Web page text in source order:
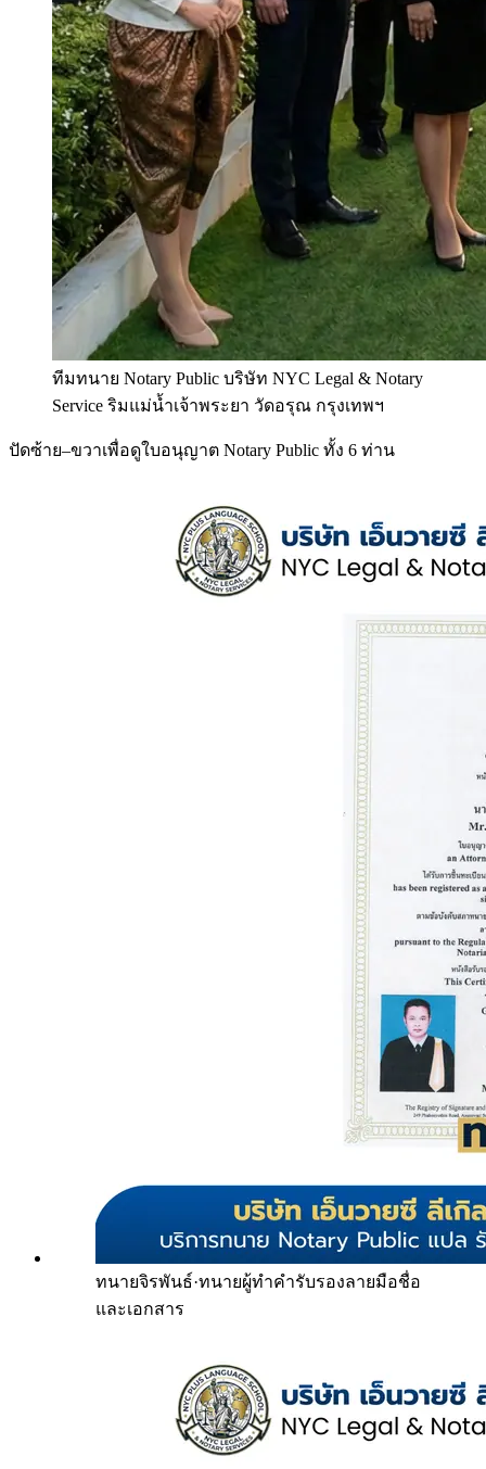
ทีมทนาย Notary Public บริษัท NYC Legal & Notary
Service ริมแม่น้ำเจ้าพระยา วัดอรุณ กรุงเทพฯ
ปัดซ้าย–ขวาเพื่อดูใบอนุญาต Notary Public ทั้ง 6 ท่าน
ทนายจิรพันธ์·ทนายผู้ทำคำรับรองลายมือชื่อ
และเอกสาร